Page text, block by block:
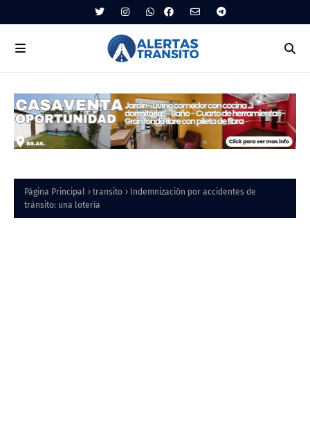
Página Principal transito
Indemnización por accidentes de
tránsito: una lotería